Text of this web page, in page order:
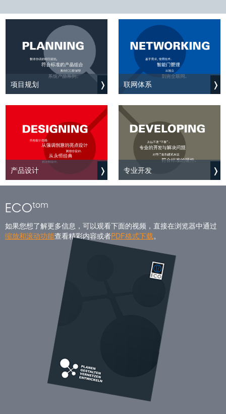
项目规划 联网体系
产品设计 专业开发
ECOtom
如果您想了解更多信息，可以观看下面的视频，直接在浏览器中通过
缩放和滚动功能查看精彩内容或者PDF格式下载。